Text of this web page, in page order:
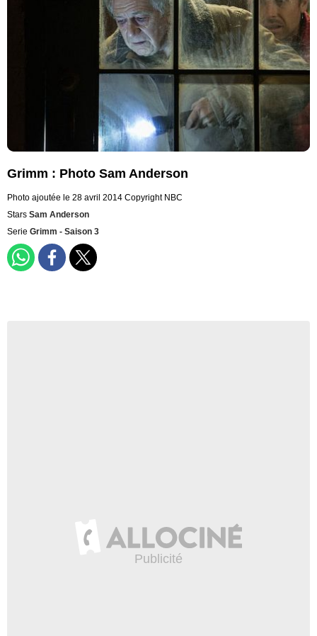
Grimm : Photo Sam Anderson
Photo ajoutée le 28 avril 2014 Copyright NBC
Stars Sam Anderson
Serie Grimm - Saison 3